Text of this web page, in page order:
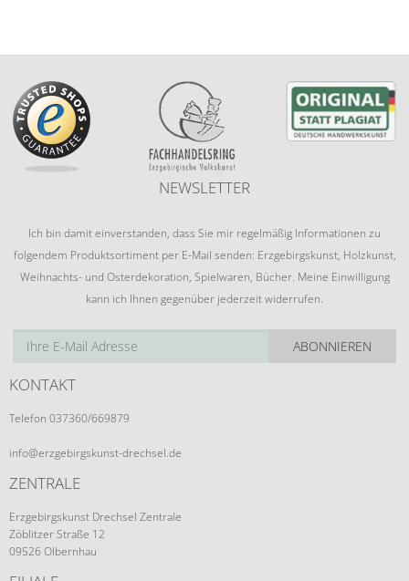
NEWSLETTER
Ich bin damit einverstanden, dass Sie mir regelmäßig Informationen zu
folgendem Produktsortiment per E-Mail senden: Erzgebirgskunst, Holzkunst,
Weihnachts- und Osterdekoration, Spielwaren, Bücher. Meine Einwilligung
kann ich Ihnen gegenüber jederzeit widerrufen.
ABONNIEREN
KONTAKT
Telefon 037360/669879
info@erzgebirgskunst-drechsel.de
ZENTRALE
Erzgebirgskunst Drechsel Zentrale
Zöblitzer Straße 12
09526 Olbernhau